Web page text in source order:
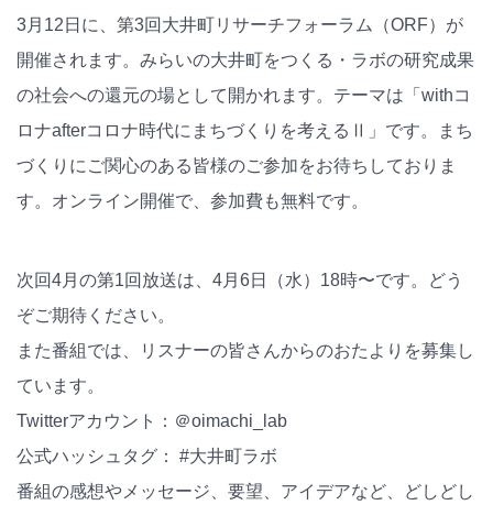
3月12日に、第3回大井町リサーチフォーラム（ORF）が
開催されます。みらいの大井町をつくる・ラボの研究成果
の社会への還元の場として開かれます。テーマは「withコ
ロナafterコロナ時代にまちづくりを考えるⅡ」です。まち
づくりにご関心のある皆様のご参加をお待ちしておりま
す。オンライン開催で、参加費も無料です。
次回4月の第1回放送は、4月6日（水）18時〜です。どう
ぞご期待ください。
また番組では、リスナーの皆さんからのおたよりを募集し
ています。
Twitterアカウント：＠oimachi_lab
公式ハッシュタグ： #大井町ラボ
番組の感想やメッセージ、要望、アイデアなど、どしどし